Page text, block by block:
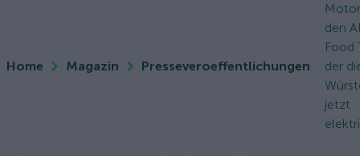
Home Magazin Presseveroeffentlichungen
den
Food
der
jetzt